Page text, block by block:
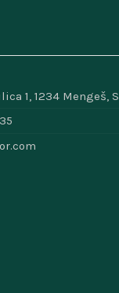
1, 1234 Mengeš,